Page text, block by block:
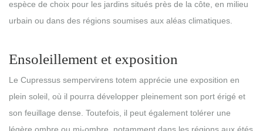
espèce de choix pour les jardins situés près de la côte, en milieu
urbain ou dans des régions soumises aux aléas climatiques.
Ensoleillement et exposition
Le Cupressus sempervirens totem apprécie une exposition en
plein soleil, où il pourra développer pleinement son port érigé et
son feuillage dense. Toutefois, il peut également tolérer une